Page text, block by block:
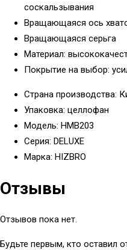
соскальзывания
Вращающаяся ось
Вращающаяся серьга
Материал:
Покрытие на выбор:
Страна производства:
Упаковка: целлофан
Модель: HMB203
Серия: DELUXE
Марка: HIZBRO
Отзывы
Отзывов пока нет.
Будьте первым, кто оставил